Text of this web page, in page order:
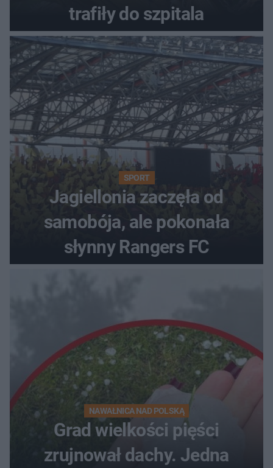
trafiły do szpitala
SPORT
Jagiellonia zaczęła od
samobója, ale pokonała
słynny Rangers FC
NAWAŁNICA NAD POLSKĄ
Grad wielkości pięści
zrujnował dachy. Jedna